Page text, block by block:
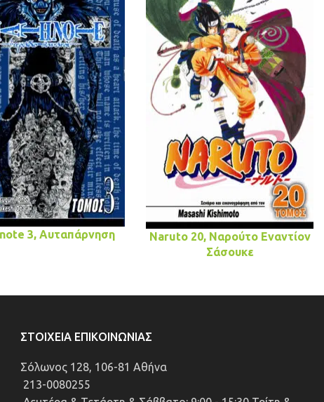
3, Αυταπάρνηση
Naruto 20, Ναρούτο Εναντίον
Σάσουκε
ΣΤΟΙΧΕΊΑ ΕΠΙΚΟΙΝΩΝΊΑΣ
Σόλωνος 128, 106-81 Αθήνα
213-0080255